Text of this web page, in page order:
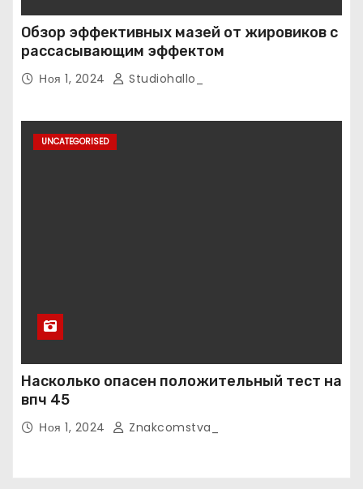
Обзор эффективных мазей от жировиков с
рассасывающим эффектом
Ноя 1, 2024 Studiohallo_
UNCATEGORISED
Насколько опасен положительный тест на
впч 45
Ноя 1, 2024 Znakcomstva_